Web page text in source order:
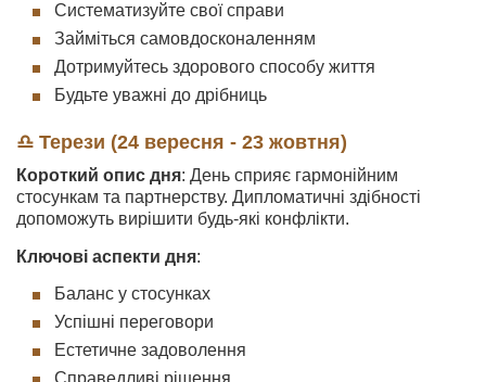
Систематизуйте свої справи
Займіться самовдосконаленням
Дотримуйтесь здорового способу життя
Будьте уважні до дрібниць
♎ Терези (24 вересня - 23 жовтня)
Короткий опис дня: День сприяє гармонійним
стосункам та партнерству. Дипломатичні здібності
допоможуть вирішити будь-які конфлікти.
Ключові аспекти дня:
Баланс у стосунках
Успішні переговори
Естетичне задоволення
Справедливі рішення